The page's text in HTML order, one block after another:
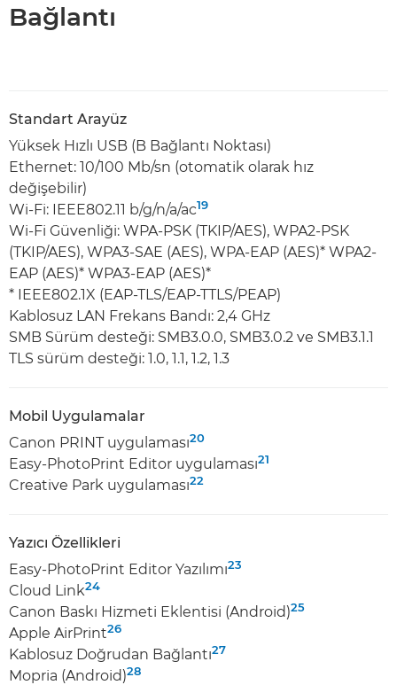
Bağlantı
Standart Arayüz
Yüksek Hızlı USB (B Bağlantı Noktası)
Ethernet: 10/100 Mb/sn (otomatik olarak hız
değişebilir)
Wi-Fi: IEEE802.11 b/g/n/a/ac19
Wi-Fi Güvenliği: WPA-PSK (TKIP/AES), WPA2-PSK
(TKIP/AES), WPA3-SAE (AES), WPA-EAP (AES)* WPA2-
EAP (AES)* WPA3-EAP (AES)*
* IEEE802.1X (EAP-TLS/EAP-TTLS/PEAP)
Kablosuz LAN Frekans Bandı: 2,4 GHz
SMB Sürüm desteği: SMB3.0.0, SMB3.0.2 ve SMB3.1.1
TLS sürüm desteği: 1.0, 1.1, 1.2, 1.3
Mobil Uygulamalar
Canon PRINT uygulaması20
Easy-PhotoPrint Editor uygulaması21
Creative Park uygulaması22
Yazıcı Özellikleri
Easy-PhotoPrint Editor Yazılımı23
Cloud Link24
Canon Baskı Hizmeti Eklentisi (Android)25
Apple AirPrint26
Kablosuz Doğrudan Bağlantı27
Mopria (Android)28